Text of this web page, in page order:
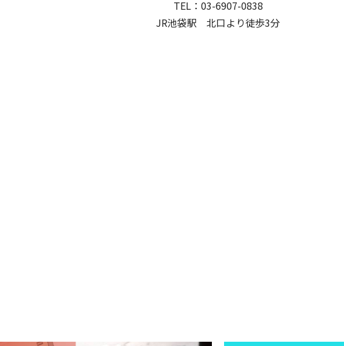
TEL：03-6907-0838
JR池袋駅 北口より徒歩3分